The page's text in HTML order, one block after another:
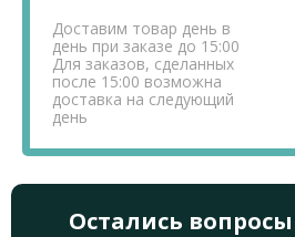
Доставим товар день в
день при заказе до 15:00
Для заказов, сделанных
после 15:00 возможна
доставка на следующий
день
Остались